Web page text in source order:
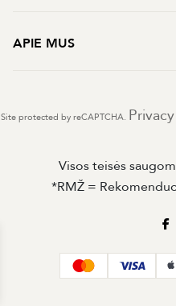
APIE MUS
Site protected by reCAPTCHA. Privacy
Visos teisės
*RMŽ =